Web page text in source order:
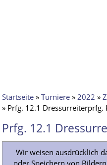
Startseite »Turniere »2022 »
» Prfg. 12.1 Dressurreiterprfg.
Prfg. 12.1
Wir weisen ausdrücklich
oder Speichern von